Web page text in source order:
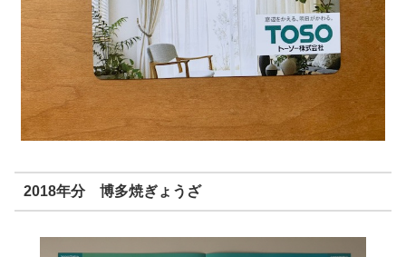
2018年分 博多焼ぎょうざ